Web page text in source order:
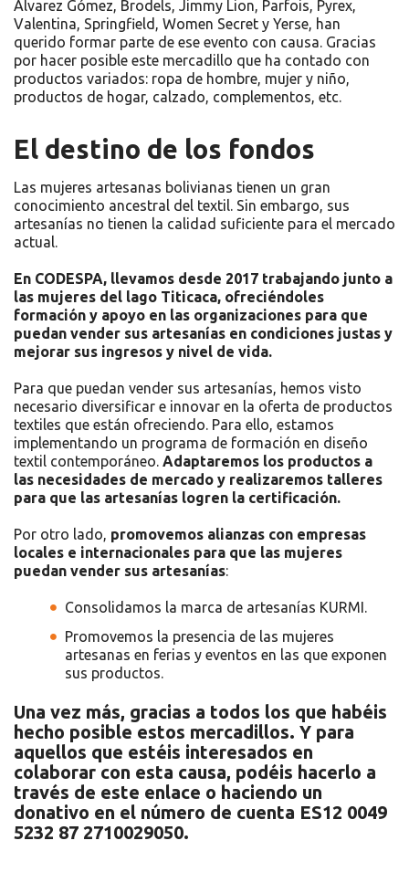
Álvarez Gómez, Brodels, Jimmy Lion, Parfois, Pyrex,
Valentina, Springfield, Women Secret y Yerse, han
querido formar parte de ese evento con causa. Gracias
por hacer posible este mercadillo que ha contado con
productos variados: ropa de hombre, mujer y niño,
productos de hogar, calzado, complementos, etc.
El destino de los fondos
Las mujeres artesanas bolivianas tienen un gran
conocimiento ancestral del textil. Sin embargo, sus
artesanías no tienen la calidad suficiente para el mercado
actual.
En CODESPA, llevamos desde 2017 trabajando junto a
las mujeres del lago Titicaca, ofreciéndoles
formación y apoyo en las organizaciones para que
puedan vender sus artesanías en condiciones justas y
mejorar sus ingresos y nivel de vida.
Para que puedan vender sus artesanías, hemos visto
necesario diversificar e innovar en la oferta de productos
textiles que están ofreciendo. Para ello, estamos
implementando un programa de formación en diseño
textil contemporáneo. Adaptaremos los productos a
las necesidades de mercado y realizaremos talleres
para que las artesanías logren la certificación.
Por otro lado, promovemos alianzas con empresas
locales e internacionales para que las mujeres
puedan vender sus artesanías:
Consolidamos la marca de artesanías KURMI.
Promovemos la presencia de las mujeres
artesanas en ferias y eventos en las que exponen
sus productos.
Una vez más, gracias a todos los que habéis
hecho posible estos mercadillos. Y para
aquellos que estéis interesados en
colaborar con esta causa, podéis hacerlo a
través de este enlace o haciendo un
donativo en el número de cuenta ES12 0049
5232 87 2710029050.